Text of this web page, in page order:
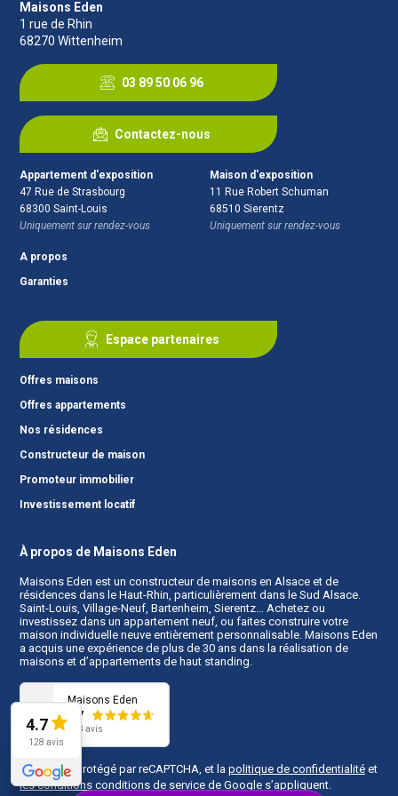
Maisons Eden
1 rue de Rhin
68270 Wittenheim
03 89 50 06 96
Contactez-nous
Appartement d'exposition
47 Rue de Strasbourg
68300 Saint-Louis
Uniquement sur rendez-vous
Maison d'exposition
11 Rue Robert Schuman
68510 Sierentz
Uniquement sur rendez-vous
A propos
Garanties
Espace partenaires
Offres maisons
Offres appartements
Nos résidences
Constructeur de maison
Promoteur immobilier
Investissement locatif
À propos de Maisons Eden
Maisons Eden est un constructeur de maisons en Alsace et de
résidences dans le Haut-Rhin, particulièrement dans le Sud Alsace.
Saint-Louis, Village-Neuf, Bartenheim, Sierentz… Achetez ou
investissez dans un appartement neuf, ou faites construire votre
maison individuelle neuve entièrement personnalisable. Maisons Eden
a acquis une expérience de plus de 30 ans dans la réalisation de
maisons et d’appartements de haut standing.
Maisons Eden
4.7
128 avis
Ce site est protégé par reCAPTCHA, et la politique de confidentialité et
les conditions conditions de service de Google s’appliquent.
4.7
128 avis